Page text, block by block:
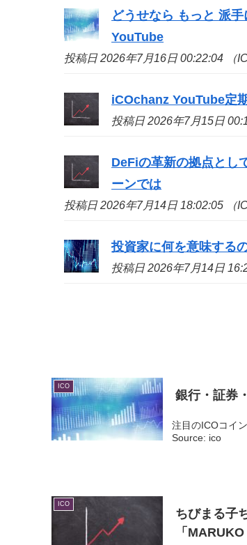
どうせなら もっと 派
YouTube
投稿日 2026年7月16日 00:22:04 （
iCOchanz YouTube定
投稿日 2026年7月15日
DeFiの革新の拠点とし
ーンでは
投稿日 2026年7月14日 18:02:05 （
投資家に何を意味する
投稿日 2026年7月14日
ICO
銀行・証券
注目のICOコイ
Source: ico
ICO
ちびまる子
「